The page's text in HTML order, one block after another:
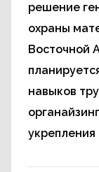
решение
охраны
Восточной
навыков
укрепления